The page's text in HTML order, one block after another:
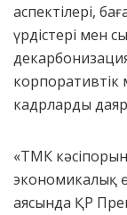
аспектілері,
үрдістері мен
корпоративтік
кадрларды
«ТМК
экономикалық
аясында ҚР